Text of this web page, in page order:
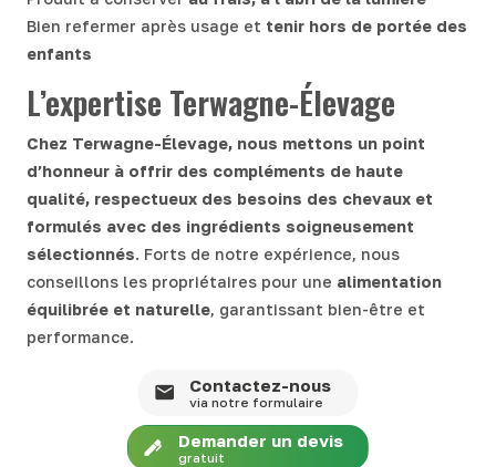
Bien refermer après usage et tenir hors de portée des
enfants
L’expertise Terwagne-Élevage
Chez Terwagne-Élevage, nous mettons un point
d’honneur à offrir des compléments de haute
qualité, respectueux des besoins des chevaux et
formulés avec des ingrédients soigneusement
sélectionnés. Forts de notre expérience, nous
conseillons les propriétaires pour une alimentation
équilibrée et naturelle, garantissant bien-être et
performance.
Contactez-nous
via notre formulaire
Demander un devis
gratuit